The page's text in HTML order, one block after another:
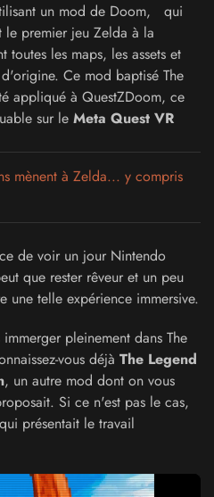
un mod de Doom, qui
le premier jeu Zelda à la
toutes les maps, les assets et
Ce mod baptisé The
appliqué à QuestZDoom, ce
sur le Meta Quest VR
mènent à Zelda... y compris
de voir un jour Nintendo
que rester rêveur et un peu
une telle expérience immersive.
pleinement dans The
vous déjà The Legend
, un autre mod dont on vous
Si ce n'est pas le cas,
qui présentait le travail